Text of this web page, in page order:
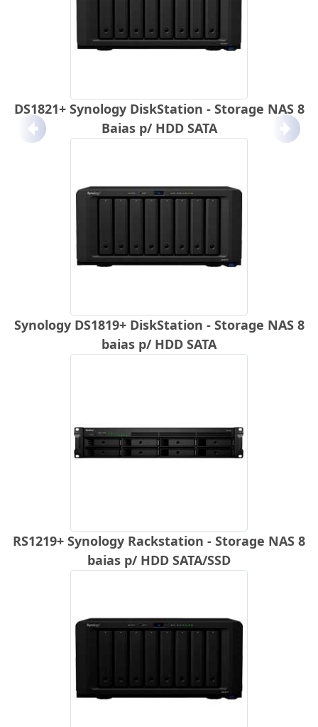
DS1821+ Synology DiskStation - Storage NAS 8
Baias p/ HDD SATA
Synology DS1819+ DiskStation - Storage NAS 8
baias p/ HDD SATA
RS1219+ Synology Rackstation - Storage NAS 8
baias p/ HDD SATA/SSD
Anterior